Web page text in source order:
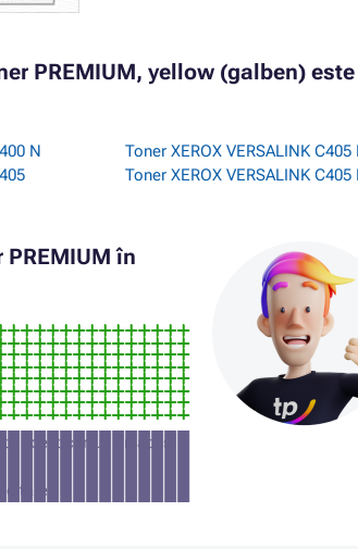
PREMIUM, yellow (galben) este
N
Toner XEROX VERSALINK C405
Toner XEROX VERSALINK C405
în
acest cartuș (în acest